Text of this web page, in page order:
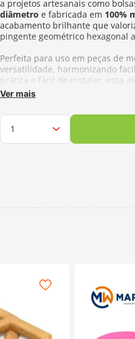
a projetos artesanais como
diâmetro e fabricada em 100%
acabamento brilhante que
pingente geométrico hexagonal
Perfeita para uso em peças de
versatilidade, harmonizando
prática e fácil de instalar, essa
quem busca elegância em cada
Composição:100% Metal
Tamanho Aproximado:
Fabricante:Botelho & Cia
Ver mais